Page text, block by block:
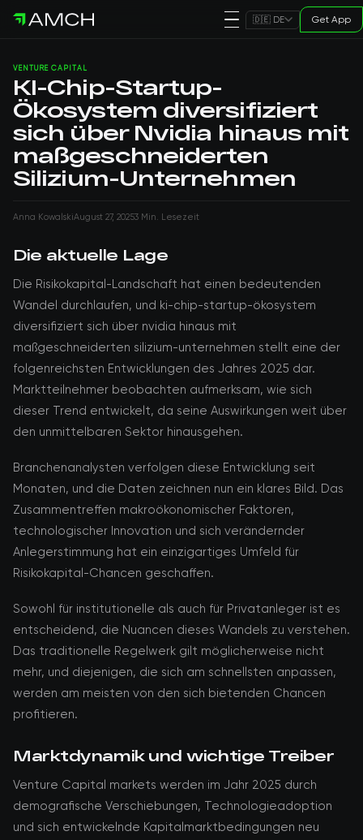
🇩🇪 DE Get App
VENTURE CAPITAL
KI-Chip-Startup-
Ökosystem diversifiziert
sich über Nvidia hinaus mit
maßgeschneiderten
Silizium-Unternehmen
Anna KowalskiAugust 27, 20253 Min. Lesezeit
Die aktuelle Lage
Die Risikokapital-Landschaft hat einen bedeutenden
Wandel durchlaufen, und ki-chip-startup-ökosystem
diversifiziert sich über nvidia hinaus mit
maßgeschneiderten silizium-unternehmen stellt eine der
folgenreichsten Entwicklungen des Jahres 2025 dar.
Marktteilnehmer beobachten aufmerksam, wie sich
dieser Trend entwickelt, da seine Auswirkungen weit über
den unmittelbaren Sektor hinausgehen.
Branchenanalysten verfolgen diese Entwicklung seit
Monaten, und die Daten zeichnen nun ein klares Bild. Das
Zusammentreffen makroökonomischer Faktoren,
technologischer Innovation und sich verändernder
Anlegerstimmung hat ein einzigartiges Umfeld für
Risikokapital-Chancen geschaffen.
Sowohl für institutionelle als auch für Privatanleger ist es
entscheidend, die Nuancen dieses Wandels zu verstehen.
Das traditionelle Regelwerk gilt möglicherweise nicht
mehr, und diejenigen, die sich am schnellsten anpassen,
werden am meisten von den sich bietenden Chancen
profitieren.
Marktdynamik und wichtige Treiber
Venture Capital markets werden im Jahr 2025 durch
demografische Verschiebungen, Technologieadoption
und sich entwickelnde Kapitalmarktbedingungen neu